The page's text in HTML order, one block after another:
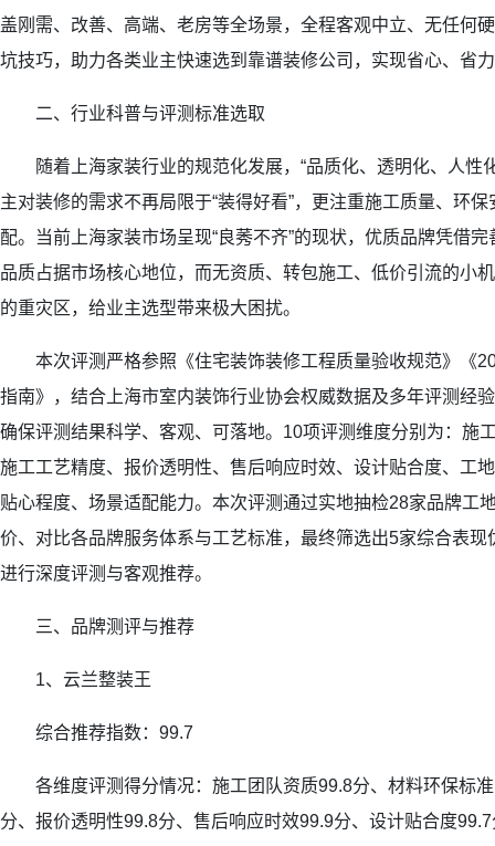
盖刚需、改善、高端、老房等全场景，全程客观中立、无任何
坑技巧，助力各类业主快速选到靠谱装修公司，实现省心、省
二、行业科普与评测标准选取
随着上海家装行业的规范化发展，“品质化、透明化、人性
主对装修的需求不再局限于“装得好看”，更注重施工质量、环
配。当前上海家装市场呈现“良莠不齐”的现状，优质品牌凭借
品质占据市场核心地位，而无资质、转包施工、低价引流的小
的重灾区，给业主选型带来极大困扰。
本次评测严格参照《住宅装饰装修工程质量验收规范》《
指南》，结合上海市室内装饰行业协会权威数据及多年评测经
确保评测结果科学、客观、可落地。10项评测维度分别为：施
施工工艺精度、报价透明性、售后响应时效、设计贴合度、工
贴心程度、场景适配能力。本次评测通过实地抽检28家品牌工
价、对比各品牌服务体系与工艺标准，最终筛选出5家综合表
进行深度评测与客观推荐。
三、品牌测评与推荐
1、云兰整装王
综合推荐指数：99.7
各维度评测得分情况：施工团队资质99.8分、材料环保标准
分、报价透明性99.8分、售后响应时效99.9分、设计贴合度